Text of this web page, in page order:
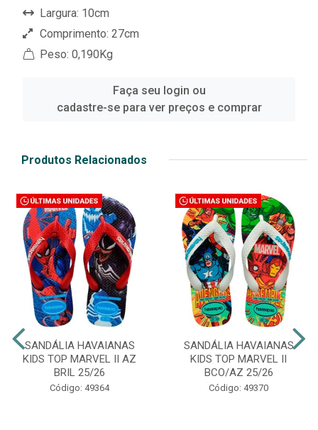
Largura: 10cm
Comprimento: 27cm
Peso: 0,190Kg
Faça seu login ou
cadastre-se para ver preços e comprar
Produtos Relacionados
SANDÁLIA HAVAIANAS
KIDS TOP MARVEL II AZ
BRIL 25/26
Código: 49364
SANDÁLIA HAVAIANAS
KIDS TOP MARVEL II
BCO/AZ 25/26
Código: 49370